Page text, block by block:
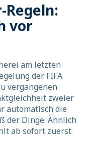
Regeln:
vor
am letzten
der FIFA
vergangenen
zweier
automatisch die
der Dinge. Ähnlich
ab sofort zuerst